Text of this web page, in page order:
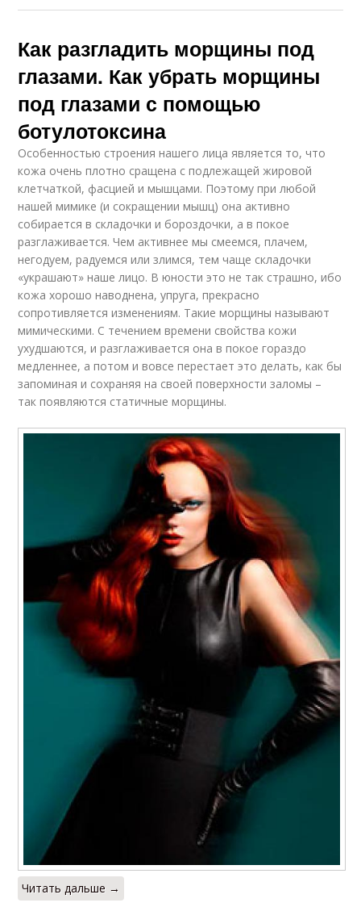
Как разгладить морщины под
глазами. Как убрать морщины
под глазами с помощью
ботулотоксина
Особенностью строения нашего лица является то, что
кожа очень плотно сращена с подлежащей жировой
клетчаткой, фасцией и мышцами. Поэтому при любой
нашей мимике (и сокращении мышц) она активно
собирается в складочки и бороздочки, а в покое
разглаживается. Чем активнее мы смеемся, плачем,
негодуем, радуемся или злимся, тем чаще складочки
«украшают» наше лицо. В юности это не так страшно, ибо
кожа хорошо наводнена, упруга, прекрасно
сопротивляется изменениям. Такие морщины называют
мимическими. С течением времени свойства кожи
ухудшаются, и разглаживается она в покое гораздо
медленнее, а потом и вовсе перестает это делать, как бы
запоминая и сохраняя на своей поверхности заломы –
так появляются статичные морщины.
Читать дальше →